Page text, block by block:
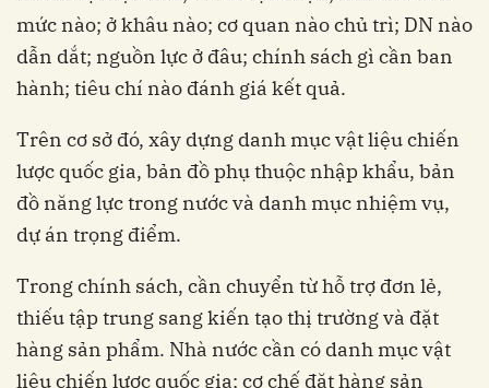
mức nào; ở khâu nào; cơ quan nào chủ trì; DN nào
dẫn dắt; nguồn lực ở đâu; chính sách gì cần ban
hành; tiêu chí nào đánh giá kết quả.
Trên cơ sở đó, xây dựng danh mục vật liệu chiến
lược quốc gia, bản đồ phụ thuộc nhập khẩu, bản
đồ năng lực trong nước và danh mục nhiệm vụ,
dự án trọng điểm.
Trong chính sách, cần chuyển từ hỗ trợ đơn lẻ,
thiếu tập trung sang kiến tạo thị trường và đặt
hàng sản phẩm. Nhà nước cần có danh mục vật
liệu chiến lược quốc gia; cơ chế đặt hàng sản